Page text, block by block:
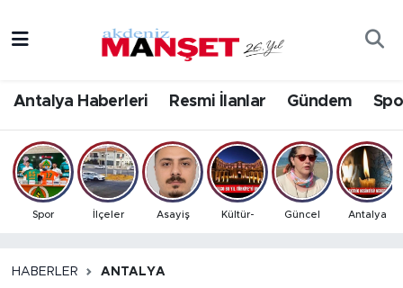
Antalya Haberleri Resmi İlanlar Gündem
Spor İlçeler Asayiş Kültür- Güncel Antalya
HABERLER ANTALYA
Bilim & Teknoloji
Eğitim
Ekonomi
Antalya Hava Durumu
Antalya Namaz Vakitleri
Antalya Trafik Yoğunluk Haritası